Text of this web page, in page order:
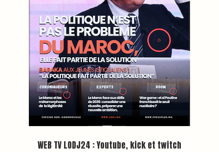
WEB TV LODJ24 : Youtube, kick et twitch